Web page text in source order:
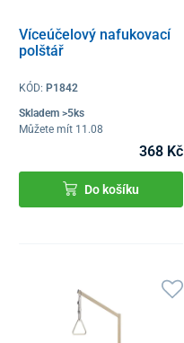
Víceúčelový nafukovací
polštář
KÓD: P1842
Skladem >5ks
Můžete mít 11.08
368 Kč
Do košíku